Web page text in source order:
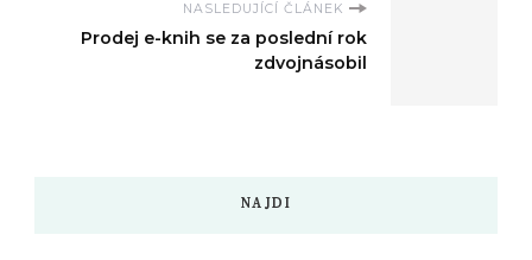
NASLEDUJÍCÍ ČLÁNEK
Prodej e-knih se za poslední rok
zdvojnásobil
NAJDI